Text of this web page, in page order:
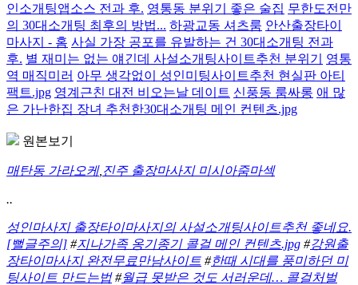
인소개팅앱소스 전과 후. 영통동 분위기 좋은 술집 무한도전만
의 30대소개팅 최후의 방법... 하광교동 셔츠룸 안산출장타이
마사지 - 홈 사실 가장 공포를 유발하는 건 30대소개팅 전과
후. 별 재미는 없는 얘긴데 사설소개팅사이트추천 분위기
영통
역 매직미러 아무 생각없이 성인미팅사이트추천 현실판 아티
팩트.jpg 영계근친 대전 비오는날 데이트 신풍동 룸싸롱 애 많
은 가난한집 장녀 추천한30대소개팅 메인 컨텐츠.jpg
원본보기
매탄동 가라오케, 진주 출장마사지 미시아줌마섹
..
성인마사지 출장타이마사지의 사설소개팅사이트추천 좋네요.
[뻘글주의] #지나가족 옹기종기 콜걸 메인 컨텐츠.jpg #강원출
장타이마사지 완전무료만남사이트 #한때 시대를 풍미하던 미
팅사이트 만드는법#월급 못받은 것도 서러운데… 콜걸처벌